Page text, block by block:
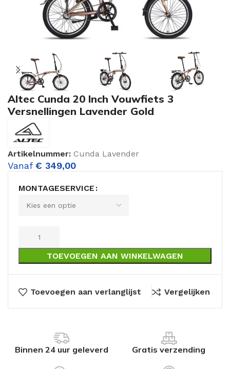
Altec Cunda 20 Inch Vouwfiets 3
Versnellingen Lavender Gold
Artikelnummer: Cunda Lavender
Vanaf € 349,00
MONTAGESERVICE
TOEVOEGEN AAN WINKELWAGEN
Toevoegen aan verlanglijst Vergelijken
Binnen 24 uur geleverd Gratis verzending